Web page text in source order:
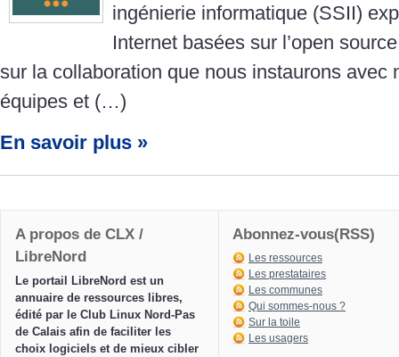
ingénierie informatique (SSII)
Internet basées sur l’open
sur la collaboration que nous instaurons avec
équipes et (…)
En savoir plus »
A propos de CLX /
LibreNord
Le portail LibreNord est un
annuaire de ressources libres,
édité par le Club Linux Nord-Pas
de Calais afin de faciliter les
choix logiciels et de mieux cibler
Abonnez-vous(RSS)
Les ressources
Les prestataires
Les communes
Qui sommes-nous ?
Sur la toile
Les usagers